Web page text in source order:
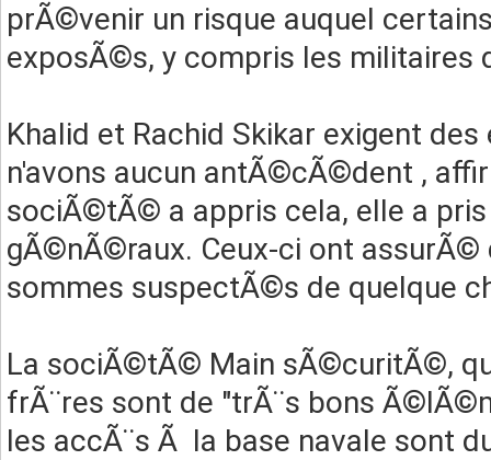
prÃ©venir un risque auquel
exposÃ©s, y compris les militaires
Khalid et Rachid Skikar exigent
n'avons aucun antÃ©cÃ©dent ,
sociÃ©tÃ© a appris cela, elle a
gÃ©nÃ©raux. Ceux-ci ont
sommes suspectÃ©s de quelque
La sociÃ©tÃ© Main sÃ©curitÃ©,
frÃ¨res sont de "trÃ¨s bons
les accÃ¨s Ã la base navale sont